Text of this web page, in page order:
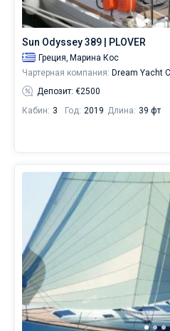
Sun Odyssey 389 | PLOVER
Греция, Марина Кос
Чартерная компания: Dream Yacht
Депозит: €2500
Кабин: 3 Год: 2019 Длина: 39 фт